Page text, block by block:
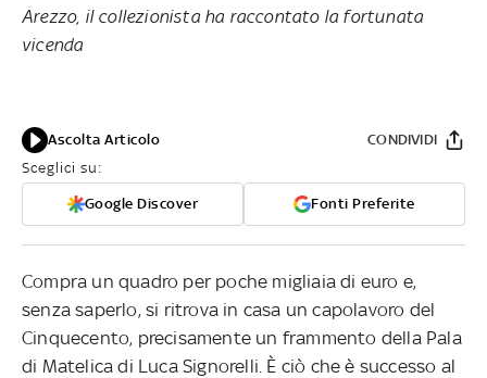
Arezzo, il collezionista ha raccontato la fortunata
vicenda
Ascolta Articolo
Sceglici su:
Google Discover Fonti Preferite
CONDIVIDI
Compra un quadro per poche migliaia di euro e,
senza saperlo, si ritrova in casa un capolavoro del
Cinquecento, precisamente un frammento della Pala
di Matelica di Luca Signorelli. È ciò che è successo al